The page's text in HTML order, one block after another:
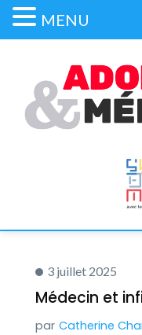
3 juillet 2025
Médecin et
Catherine
MENU